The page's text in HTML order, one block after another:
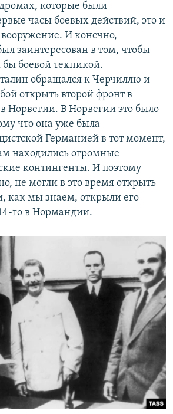
которые были
часы боевых действий, это и
И конечно,
заинтересован в том, чтобы
боевой техникой.
обращался к Черчиллю и
открыть второй фронт в
Норвегии. В Норвегии это было
что она уже была
Германией в тот момент,
находились огромные
контингенты. И поэтому
не могли в это время открыть
как мы знаем, открыли его
го в Нормандии.